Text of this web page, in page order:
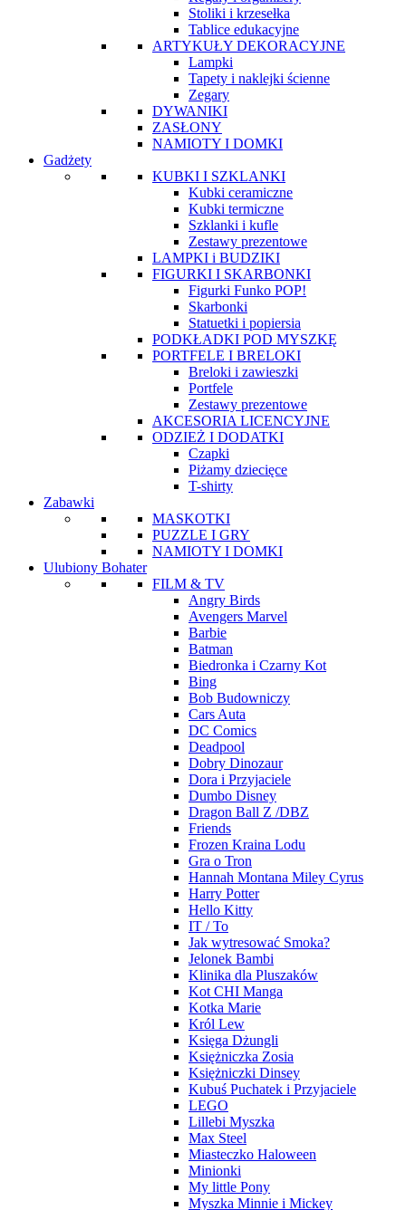
Stoliki i krzesełka
Tablice edukacyjne
ARTYKUŁY DEKORACYJNE
Lampki
Tapety i naklejki ścienne
Zegary
DYWANIKI
ZASŁONY
NAMIOTY I DOMKI
Gadżety
KUBKI I SZKLANKI
Kubki ceramiczne
Kubki termiczne
Szklanki i kufle
Zestawy prezentowe
LAMPKI i BUDZIKI
FIGURKI I SKARBONKI
Figurki Funko POP!
Skarbonki
Statuetki i popiersia
PODKŁADKI POD MYSZKĘ
PORTFELE I BRELOKI
Breloki i zawieszki
Portfele
Zestawy prezentowe
AKCESORIA LICENCYJNE
ODZIEŻ I DODATKI
Czapki
Piżamy dziecięce
T-shirty
Zabawki
MASKOTKI
PUZZLE I GRY
NAMIOTY I DOMKI
Ulubiony Bohater
FILM & TV
Angry Birds
Avengers Marvel
Barbie
Batman
Biedronka i Czarny Kot
Bing
Bob Budowniczy
Cars Auta
DC Comics
Deadpool
Dobry Dinozaur
Dora i Przyjaciele
Dumbo Disney
Dragon Ball Z /DBZ
Friends
Frozen Kraina Lodu
Gra o Tron
Hannah Montana Miley Cyrus
Harry Potter
Hello Kitty
IT / To
Jak wytresować Smoka?
Jelonek Bambi
Klinika dla Pluszaków
Kot CHI Manga
Kotka Marie
Król Lew
Księga Dżungli
Księżniczka Zosia
Księżniczki Dinsey
Kubuś Puchatek i Przyjaciele
LEGO
Lillebi Myszka
Max Steel
Miasteczko Haloween
Minionki
My little Pony
Myszka Minnie i Mickey